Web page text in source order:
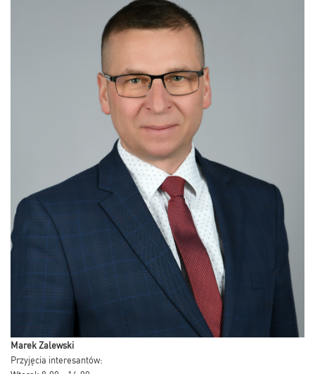
Marek Zalewski
Przyjęcia interesantów: